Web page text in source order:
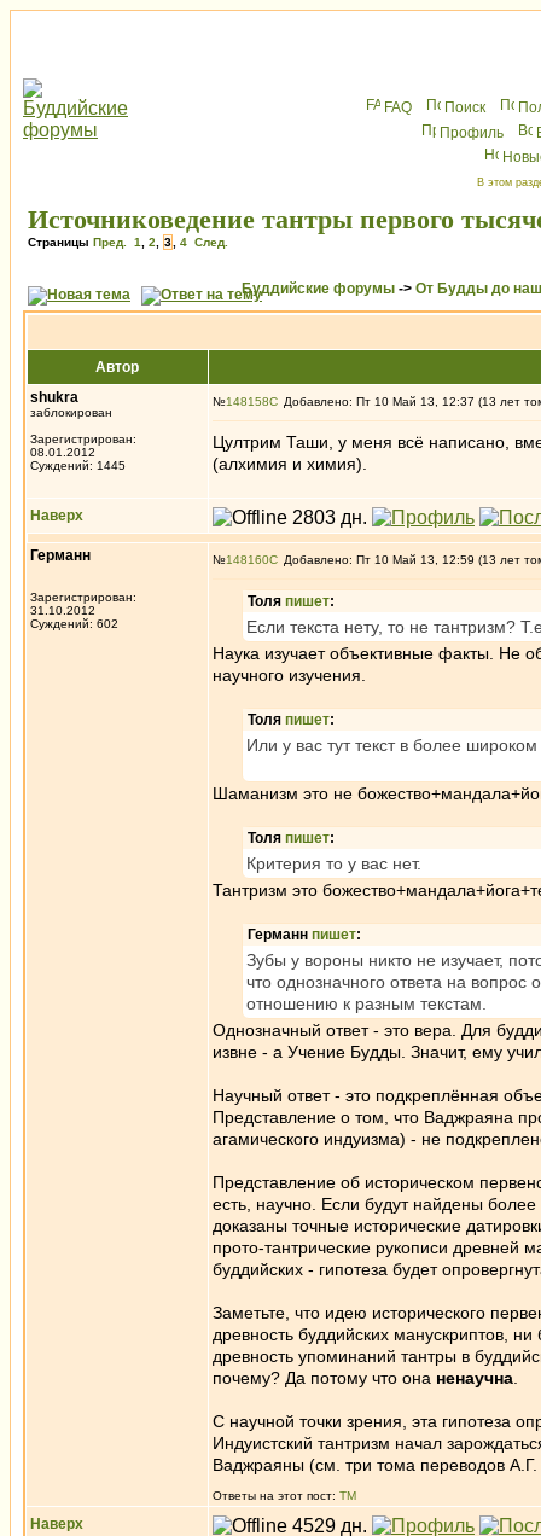
FAQ Поиск
Профиль
В этом
Источниковедение тантры первого
Страницы Пред. 1 2 3 4 След.
Буддийские форумы -> От Будды до
Автор
shukra
заблокирован
Зарегистрирован:
08.01.2012
Суждений: 1445
№148158 Добавлено: Пт 10 Май 13, 12:37 (13 лет
Цултрим Таши, у меня всё написано,
(алхимия и химия).
Наверх
Германн
Зарегистрирован:
31.10.2012
Суждений: 602
№148160 Добавлено: Пт 10 Май 13, 12:59 (13 лет
Толя пишет:
Если текста нету, то не тантризм?
Наука изучает объективные факты. Не
научного изучения.
Толя пишет:
Или у вас тут текст в более
Шаманизм это не
Толя пишет:
Критерия то у вас нет.
Тантризм это
Германн пишет:
Зубы у вороны никто не изучает,
что однозначного ответа на вопрос
отношению к разным текстам.
Однозначный ответ - это вера. Для
извне - а Учение Будды. Значит, ему
Научный ответ - это подкреплённая
Представление о том, что Ваджраяна
агамического индуизма) - не
Представление об историческом
есть, научно. Если будут найдены
доказаны точные исторические
прото-тантрические рукописи древней
буддийских - гипотеза будет
Заметьте, что идею исторического
древность буддийских манускриптов,
древность упоминаний тантры в
почему? Да потому что она ненаучна
С научной точки зрения, эта гипотеза
Индуистский тантризм начал
Ваджраяны (см. три тома переводов
Ответы на этот пост: ТМ
Наверх